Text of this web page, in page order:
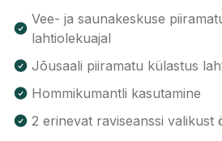
Vee- ja saunakeskuse
lahtiolekuajal
Jõusaali piiramatu külastus
Hommikumantli kasutamine
2 erinevat raviseanssi valikust